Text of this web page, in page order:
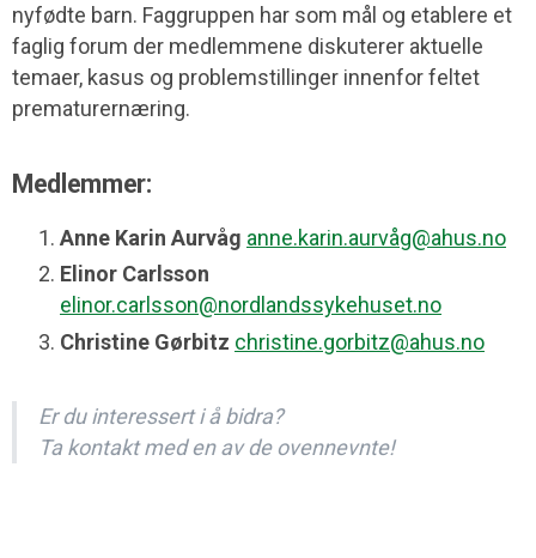
nyfødte barn. Faggruppen har som mål og etablere et
faglig forum der medlemmene diskuterer aktuelle
temaer, kasus og problemstillinger innenfor feltet
prematurernæring.
Medlemmer:
Anne Karin Aurvåg anne.karin.aurvåg@ahus.no
Elinor Carlsson
elinor.carlsson@nordlandssykehuset.no
Christine Gørbitz christine.gorbitz@ahus.no
Er du interessert i å bidra?
Ta kontakt med en av de ovennevnte!